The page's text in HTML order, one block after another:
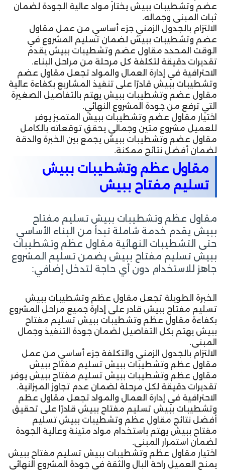
عضم وتشطيبات ببيش يختار مواد عالية الجودة لضمان
ثبات المبنى وجماله.
الالتزام بالجدول الزمني جزء أساسي من عمل مقاول
عضم وتشطيبات ببيش لضمان تسليم المشروع في
الوقت المحدد مقاول عضم وتشطيبات ببيش يقدم
تقديرات دقيقة لتكلفة كل مرحلة من مراحل البناء.
الاحترافية في إدارة العمال والمواد تجعل مقاول عضم
وتشطيبات ببيش قادرًا على تنفيذ المشاريع بكفاءة عالية
مقاول عضم وتشطيبات ببيش يهتم بالتفاصيل الصغيرة
التي ترفع من جودة المشروع النهائي.
اختيار مقاول عضم وتشطيبات ببيش المتميز يوفر
للعميل مشروع متين وجمالي يحقق توقعاته بالكامل
مقاول عضم وتشطيبات ببيش يجمع بين الخبرة والدقة
لضمان أفضل نتائج ممكنة.
مقاول عظم وتشطيبات ببيش
تسليم مفتاح ببيش
مقاول عظم وتشطيبات ببيش تسليم مفتاح
ببيش يقدم خدمة شاملة تبدأ من البناء الأساسي
حتى التشطيبات النهائية مقاول عظم وتشطيبات
ببيش تسليم مفتاح ببيش يضمن تسليم المشروع
جاهز للاستخدام دون أي حاجة لتدخل إضافي:
الخبرة الطويلة تجعل مقاول عظم وتشطيبات ببيش
تسليم مفتاح ببيش قادر على إدارة جميع مراحل المشروع
بكفاءة مقاول عظم وتشطيبات ببيش تسليم مفتاح
ببيش يهتم بكل التفاصيل لضمان جودة التنفيذ وجمال
المبنى.
الالتزام بالجدول الزمني والتكلفة جزء أساسي من عمل
مقاول عظم وتشطيبات ببيش تسليم مفتاح ببيش
مقاول عظم وتشطيبات ببيش تسليم مفتاح ببيش يوفر
تقديرات دقيقة لكل مرحلة لضمان عدم تجاوز الميزانية.
الاحترافية في إدارة العمال والمواد تجعل مقاول عظم
وتشطيبات ببيش تسليم مفتاح ببيش قادرًا على تحقيق
أفضل نتائج مقاول عظم وتشطيبات ببيش تسليم
مفتاح ببيش يهتم باستخدام مواد متينة وعالية الجودة
لضمان استمرار المبنى.
اختيار مقاول عظم وتشطيبات ببيش تسليم مفتاح ببيش
يمنح العميل راحة البال والثقة في جودة المشروع النهائي